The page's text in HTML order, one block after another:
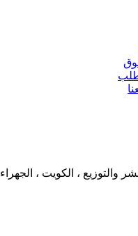
والتوزيع ، الكويت ، الجهراء